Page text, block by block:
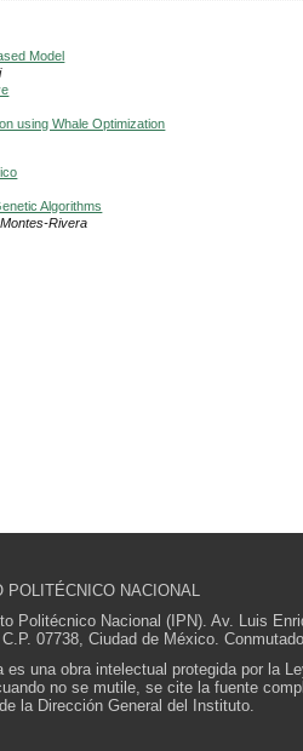
Model
using Whale Optimization
Algorithms
Rivera
POLITÉCNICO NACIONAL
Politécnico Nacional (IPN). Av. Luis
07738, Ciudad de México.
es una obra intelectual protegida por la
no se mutile, se cite la fuente
la Dirección General del Instituto.